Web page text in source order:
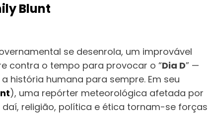
Blunt
se desenrola, um improvável
contra o tempo para provocar o “Dia D” —
história humana para sempre. Em seu
), uma repórter meteorológica afetada por
religião, política e ética tornam-se forças